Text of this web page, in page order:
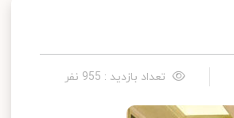
تعداد بازدید : 955 نفر